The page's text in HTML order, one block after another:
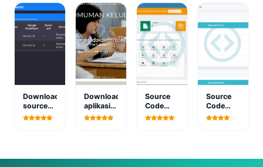
Mahasiswa
murid
baru
berbasis
web
PDAM
Download
source
code
Download
aplikasi
sistem
web
Source
Code
Aplikasi
Source
Code
Aplikasi
ORESTE